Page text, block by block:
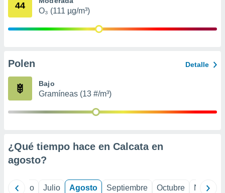
publicidad
de
1199
44
O₃ (111 µg/m³)
Polen Detalle
Bajo
Gramíneas (13 #/m³)
¿Qué tiempo hace en Calcata en
agosto?
Junio Julio Agosto Septiembre Octubre